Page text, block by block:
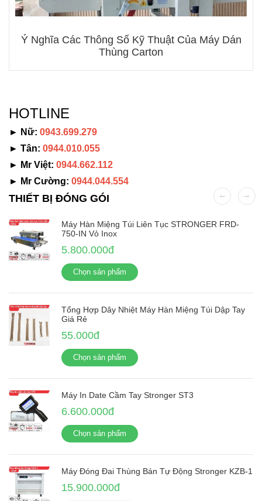
Ý Nghĩa Các Thông Số Kỹ Thuật Của Máy Dán
Thùng Carton
HOTLINE
► Nữ: 0943.699.279
► Tân: 0944.010.055
► Mr Việt: 0944.662.112
► Mr Cường: 0944.044.554
THIẾT BỊ ĐÓNG GÓI
Máy Hàn Miệng Túi Liên Tục STRONGER FRD-
750-IN Vỏ Inox
5.800.000đ
Chọn sản phẩm
Tổng Hợp Dây Nhiệt Máy Hàn Miệng Túi Dập Tay
Giá Rẻ
55.000đ
Chọn sản phẩm
Máy In Date Cầm Tay Stronger ST3
6.600.000đ
Chọn sản phẩm
Máy Đóng Đai Thùng Bán Tự Động Stronger KZB-1
15.900.000đ